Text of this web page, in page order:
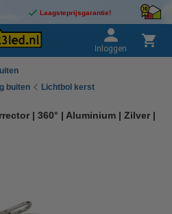
Laagsteprijsgarantie!
Inloggen
buiten
Lichtbol kerst
| 360° | Aluminium | Zilver |